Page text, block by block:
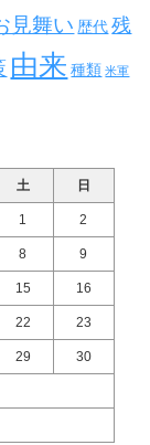
見舞い 歴代 残
由来 種類 米軍
土 日
1 2
8 9
15 16
22 23
29 30